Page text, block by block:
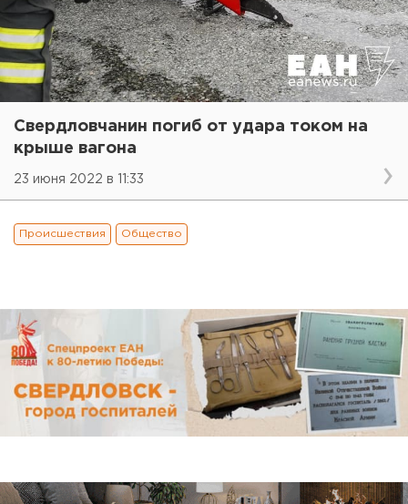
Свердловчанин погиб от удара током на
крыше вагона
23 июня 2022 в 11:33
Происшествия Общество